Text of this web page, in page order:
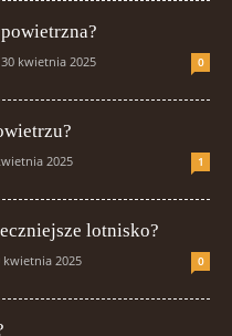
30 kwietnia 2025 0
2025 1
lotnisko?
kwietnia 2025 0